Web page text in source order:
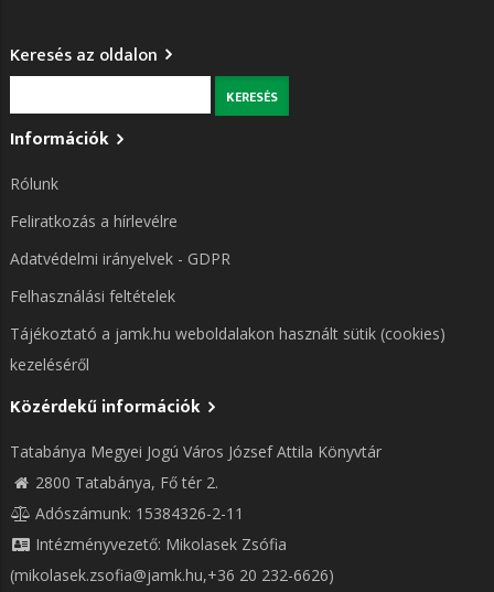
Keresés az oldalon
Információk
Rólunk
Feliratkozás a hírlevélre
Adatvédelmi irányelvek - GDPR
Felhasználási feltételek
Tájékoztató a jamk.hu weboldalakon használt sütik (cookies)
kezeléséről
Közérdekű információk
Tatabánya Megyei Jogú Város József Attila Könyvtár
2800 Tatabánya, Fő tér 2.
Adószámunk: 15384326-2-11
Intézményvezető: Mikolasek Zsófia
(mikolasek.zsofia@jamk.hu,+36 20 232-6626)